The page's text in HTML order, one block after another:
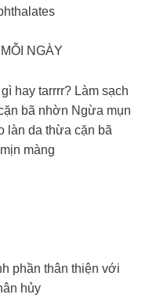
NGÀY
hay tarrrr? Làm sạch
bã nhờn Ngừa mụn
làn da thừa cặn bã
màng
phần thân thiện với
hủy